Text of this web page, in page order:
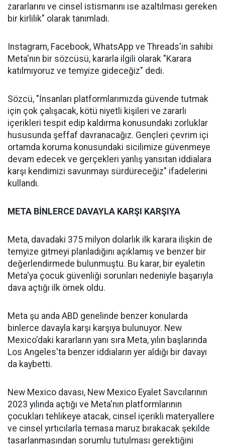
zararlarını ve cinsel istismarını ise azaltılması gereken
bir kirlilik" olarak tanımladı.
Instagram, Facebook, WhatsApp ve Threads'in sahibi
Meta'nın bir sözcüsü, kararla ilgili olarak "Karara
katılmıyoruz ve temyize gideceğiz" dedi.
Sözcü, "İnsanları platformlarımızda güvende tutmak
için çok çalışacak, kötü niyetli kişileri ve zararlı
içerikleri tespit edip kaldırma konusundaki zorluklar
hususunda şeffaf davranacağız. Gençleri çevrim içi
ortamda koruma konusundaki sicilimize güvenmeye
devam edecek ve gerçekleri yanlış yansıtan iddialara
karşı kendimizi savunmayı sürdüreceğiz" ifadelerini
kullandı.
META BİNLERCE DAVAYLA KARŞI KARŞIYA
Meta, davadaki 375 milyon dolarlık ilk karara ilişkin de
temyize gitmeyi planladığını açıklamış ve benzer bir
değerlendirmede bulunmuştu. Bu karar, bir eyaletin
Meta'ya çocuk güvenliği sorunları nedeniyle başarıyla
dava açtığı ilk örnek oldu.
Meta şu anda ABD genelinde benzer konularda
binlerce davayla karşı karşıya bulunuyor. New
Mexico'daki kararların yanı sıra Meta, yılın başlarında
Los Angeles'ta benzer iddiaların yer aldığı bir davayı
da kaybetti.
New Mexico davası, New Mexico Eyalet Savcılarının
2023 yılında açtığı ve Meta'nın platformlarının
çocukları tehlikeye atacak, cinsel içerikli materyallere
ve cinsel yırtıcılarla temasa maruz bırakacak şekilde
tasarlanmasından sorumlu tutulması gerektiğini